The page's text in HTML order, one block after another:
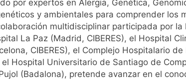
por expertos en Alergia, Genética,
y ambientales para comprender los
multidisciplinar participada por
La Paz (Madrid, CIBERES), el Hospital
CIBERES), el Complejo Hospitalario
el Hospital Universitario de Santiago de
(Badalona), pretende avanzar en el